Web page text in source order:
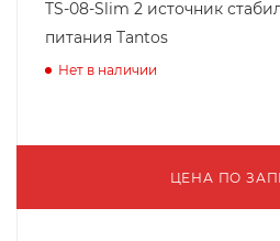
TS-08-Slim 2 источник
питания Tantos
Нет в наличии
ЦЕНА ПО